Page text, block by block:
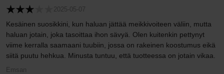
2025-05-07
Kesäinen suosikkini, kun haluan jättää meikkivoiteen väliin, mutta
haluan jotain, joka tasoittaa ihon sävyä. Olen kuitenkin pettynyt
viime kerralla saamaani tuubiin, jossa on rakeinen koostumus eikä
siitä puutu hehkua. Minusta tuntuu, että tuotteessa on jotain vikaa.
Emsan